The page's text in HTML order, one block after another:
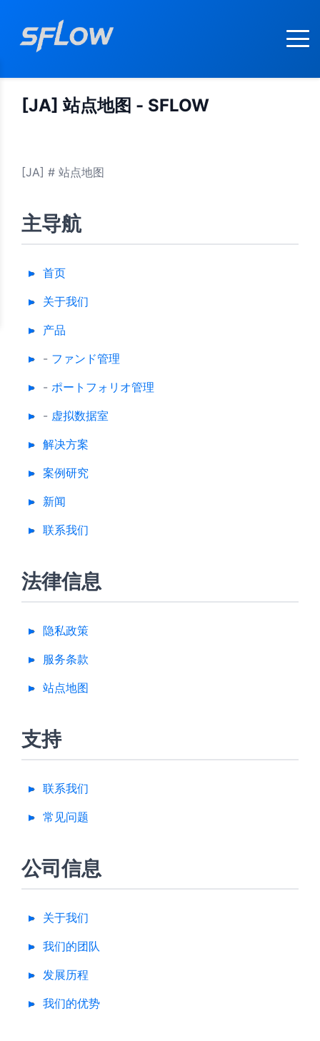
[JA] 站点地图 - SFLOW
[JA] # 站点地图
主导航
首页
关于我们
产品
- ファンド管理
- ポートフォリオ管理
- 虚拟数据室
解决方案
案例研究
新闻
联系我们
法律信息
隐私政策
服务条款
站点地图
支持
联系我们
常见问题
公司信息
关于我们
我们的团队
发展历程
我们的优势